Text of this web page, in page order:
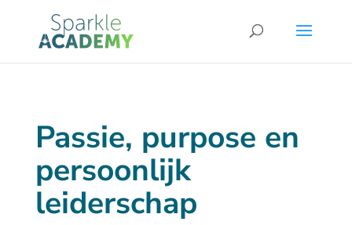
Passie, purpose en
persoonlijk
leiderschap